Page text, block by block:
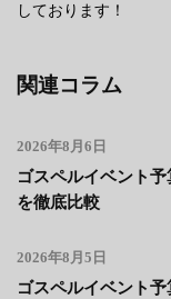
しております！
関連コラム
2026年8月6日
ゴスペルイベント
を徹底比較
2026年8月5日
ゴスペルイベント